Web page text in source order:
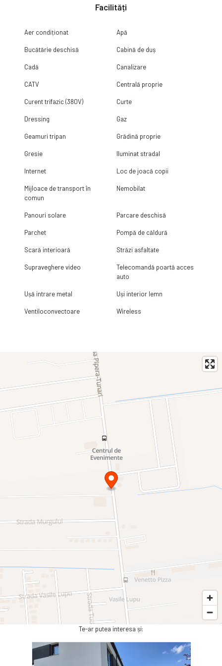
Facilități
Aer condiționat Apă
Bucătărie deschisă Cabină de duș
Cadă Canalizare
CATV Centrală proprie
Curent trifazic (380V) Curte
Dressing Gaz
Geamuri tripan Grădină proprie
Gresie Iluminat stradal
Internet Loc de joacă copii
Mijloace de transport în
comun
Nemobilat
Panouri solare Parcare deschisă
Parchet Pompă de căldură
Scară interioară Străzi asfaltate
Supraveghere video
Telecomandă poartă acces
auto
Ușă intrare metal Uși interior lemn
Ventiloconvectoare Wireless
Te-ar putea interesa și: